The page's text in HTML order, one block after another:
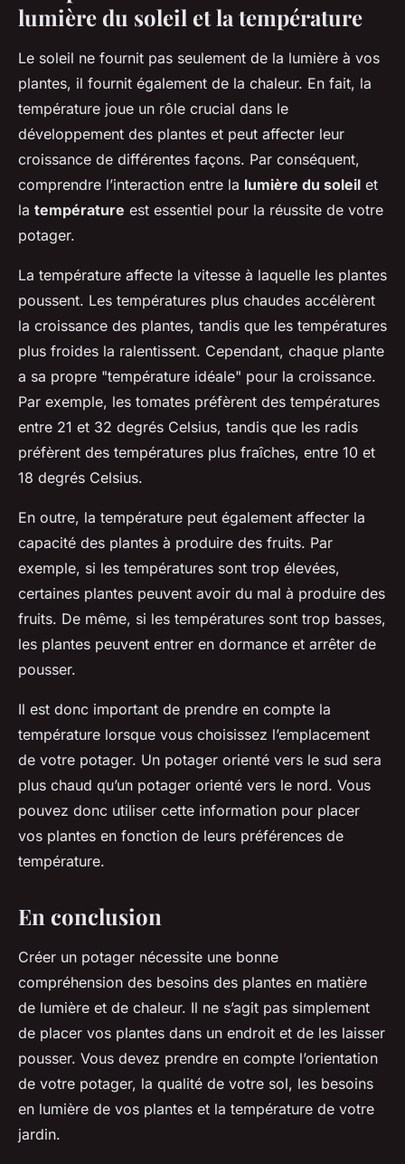
lumière du soleil et la température
Le soleil ne fournit pas seulement de la lumière à vos
plantes, il fournit également de la chaleur. En fait, la
température joue un rôle crucial dans le
développement des plantes et peut affecter leur
croissance de différentes façons. Par conséquent,
comprendre l’interaction entre la lumière du soleil et
la température est essentiel pour la réussite de votre
potager.
La température affecte la vitesse à laquelle les plantes
poussent. Les températures plus chaudes accélèrent
la croissance des plantes, tandis que les températures
plus froides la ralentissent. Cependant, chaque plante
a sa propre "température idéale" pour la croissance.
Par exemple, les tomates préfèrent des températures
entre 21 et 32 degrés Celsius, tandis que les radis
préfèrent des températures plus fraîches, entre 10 et
18 degrés Celsius.
En outre, la température peut également affecter la
capacité des plantes à produire des fruits. Par
exemple, si les températures sont trop élevées,
certaines plantes peuvent avoir du mal à produire des
fruits. De même, si les températures sont trop basses,
les plantes peuvent entrer en dormance et arrêter de
pousser.
Il est donc important de prendre en compte la
température lorsque vous choisissez l’emplacement
de votre potager. Un potager orienté vers le sud sera
plus chaud qu’un potager orienté vers le nord. Vous
pouvez donc utiliser cette information pour placer
vos plantes en fonction de leurs préférences de
température.
En conclusion
Créer un potager nécessite une bonne
compréhension des besoins des plantes en matière
de lumière et de chaleur. Il ne s’agit pas simplement
de placer vos plantes dans un endroit et de les laisser
pousser. Vous devez prendre en compte l’orientation
de votre potager, la qualité de votre sol, les besoins
en lumière de vos plantes et la température de votre
jardin.